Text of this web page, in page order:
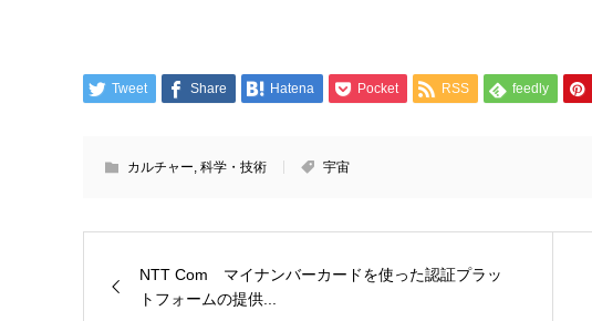
Tweet Share Hatena Pocket RSS feedly
カルチャー 科学・技術 宇宙
NTT Com マイナンバーカードを使った認証プラッ
トフォームの提供...